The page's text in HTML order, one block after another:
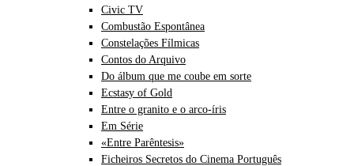
Civic TV
Combustão Espontânea
Constelações Fílmicas
Contos do Arquivo
Do álbum que me coube em sorte
Ecstasy of Gold
Entre o granito e o arco-íris
Em Série
«Entre Parêntesis»
Ficheiros Secretos do Cinema Português